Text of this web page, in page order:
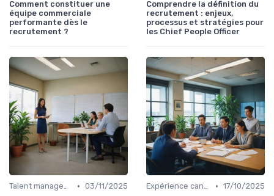
Comment constituer une
équipe commerciale
performante dès le
recrutement ?
Comprendre la définition du
recrutement : enjeux,
processus et stratégies pour
les Chief People Officer
Talent management & high potentials • 03/11/2025
Expérience candidat • 17/10/2025